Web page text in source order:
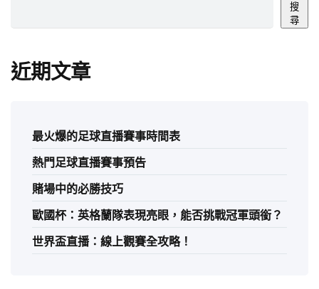
搜
尋
近期文章
最火爆的足球直播賽事時間表
熱門足球直播賽事預告
賭場中的必勝技巧
歐國杯：英格蘭隊表現亮眼，能否挑戰冠軍頭銜？
世界盃直播：線上觀賽全攻略！